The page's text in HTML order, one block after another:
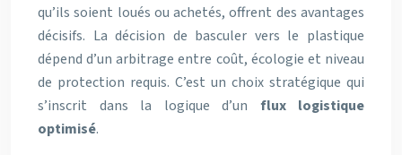
qu’ils soient loués ou achetés, offrent des avantages
décisifs. La décision de basculer vers le plastique
dépend d’un arbitrage entre coût, écologie et niveau
de protection requis. C’est un choix stratégique qui
s’inscrit dans la logique d’un flux logistique
optimisé.